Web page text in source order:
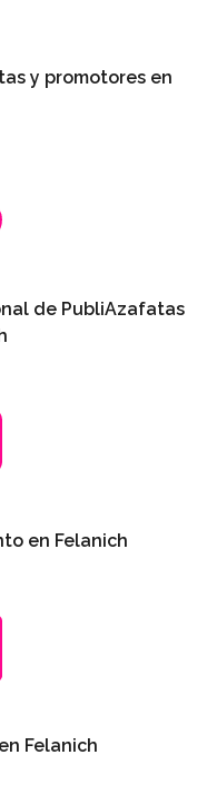
y promotores en
de PubliAzafatas
en Felanich
Felanich